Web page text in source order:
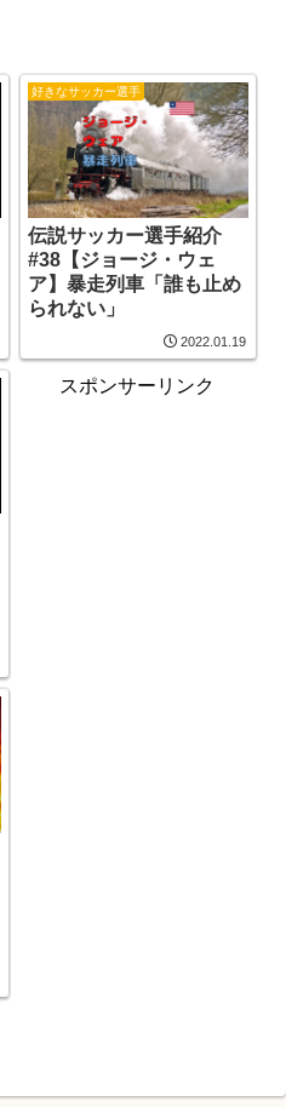
好きなサッカー選手
伝説サッカー選手紹介
#38【ジョージ・ウェ
ア】暴走列車「誰も止め
られない」
2022.01.19
スポンサーリンク